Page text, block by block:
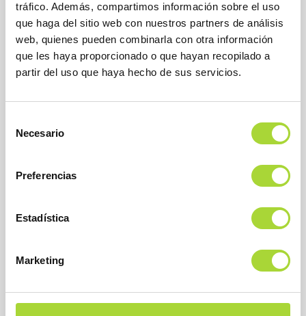
tráfico. Además, compartimos información sobre el uso
que haga del sitio web con nuestros partners de análisis
web, quienes pueden combinarla con otra información
que les haya proporcionado o que hayan recopilado a
partir del uso que haya hecho de sus servicios.
Necesario
Preferencias
Estadística
Marketing
BioSim
Asociación Española de Medicamentos Biosimilares
Calle Condesa de Venadito, 1
Teléfono : +34 91 864 31 32